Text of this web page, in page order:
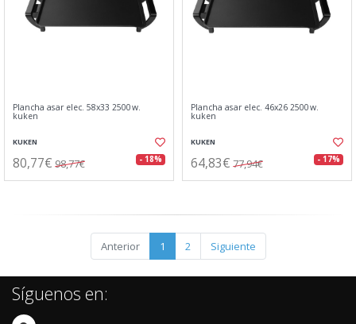
Plancha asar elec. 58x33 2500w.
kuken
KUKEN
80,77€ 98,77€ - 18%
Plancha asar elec. 46x26 2500w.
kuken
KUKEN
64,83€ 77,94€ - 17%
Anterior 1 2 Siguiente
Síguenos en: